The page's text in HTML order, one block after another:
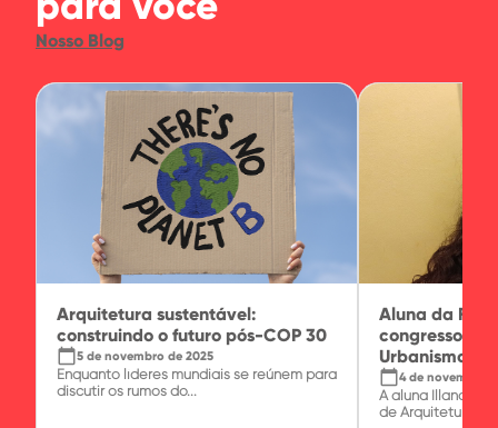
Nosso Blog
Arquitetura sustentável:
construindo o futuro pós-COP 30
calendar_today5 de novembro de 2025
Enquanto líderes mundiais se reúnem para
discutir os rumos do...
Aluna da
congresso
Urbanismo
calendar_today4 de novembro
A aluna Illana
de Arquitetura...